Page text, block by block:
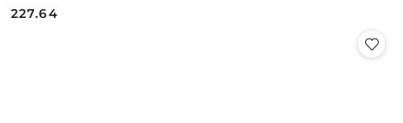
Cena:
227.64